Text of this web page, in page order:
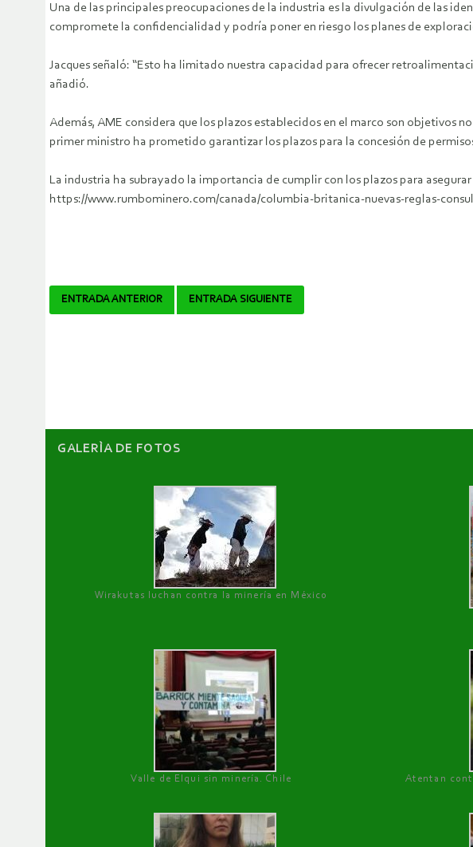
Una de las principales preocupaciones de la industria es la divulgación de las
compromete la confidencialidad y podría poner en riesgo los planes de
Jacques señaló: “Esto ha limitado nuestra capacidad para ofrecer
añadió.
Además, AME considera que los plazos establecidos en el marco son objetivos
primer ministro ha prometido garantizar los plazos para la concesión de
La industria ha subrayado la importancia de cumplir con los plazos para
https://www.rumbominero.com/canada/columbia-britanica-nuevas-reglas-
Navegador
ENTRADA ANTERIOR ENTRADA SIGUIENTE
GALERÌA DE FOTOS
Wirakutas luchan contra la minería en México
Valle de Elqui sin minería. Chile Atentan